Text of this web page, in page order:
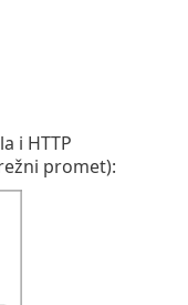
i HTTP
promet):